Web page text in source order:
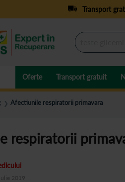
Transport
Oferte Transport gratuit
❯ Afectiunile respiratorii primavara
respiratorii
2019